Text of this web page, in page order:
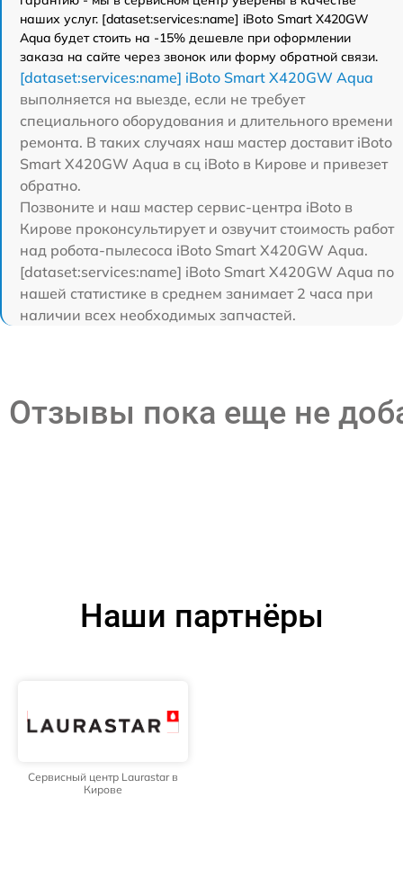
наших услуг. [dataset:services:name] iBoto Smart Х420GW
Aqua будет стоить на -15% дешевле при оформлении
заказа на сайте через звонок или форму обратной связи.
[dataset:services:name] iBoto Smart Х420GW Aqua
выполняется на выезде, если не требует
специального оборудования и длительного времени
ремонта. В таких случаях наш мастер доставит iBoto
Smart Х420GW Aqua в сц iBoto в Кирове и привезет
обратно.
Позвоните и наш мастер сервис-центра iBoto в
Кирове проконсультирует и озвучит стоимость работ
над робота-пылесоса iBoto Smart Х420GW Aqua.
[dataset:services:name] iBoto Smart Х420GW Aqua по
нашей статистике в среднем занимает 2 часа при
наличии всех необходимых запчастей.
Отзывы пока еще не
Наши партнёры
Сервисный центр Laurastar в
Кирове